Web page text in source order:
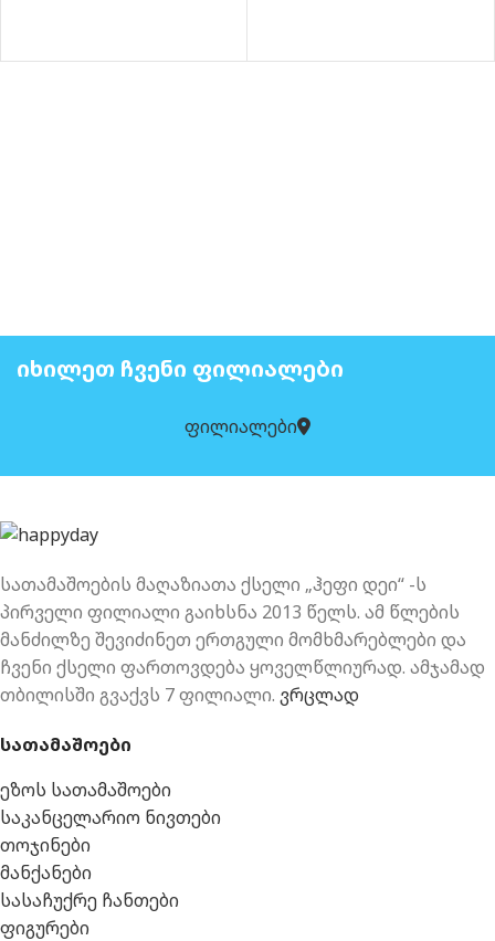
ᲘᲮᲘᲚᲔᲗ ᲩᲕᲔᲜᲘ ᲤᲘᲚᲘᲐᲚᲔᲑᲘ
ფილიალები
სათამაშოების მაღაზიათა ქსელი „ჰეფი დეი“ -ს
პირველი ფილიალი გაიხსნა 2013 წელს. ამ წლების
მანძილზე შევიძინეთ ერთგული მომხმარებლები და
ჩვენი ქსელი ფართოვდება ყოველწლიურად. ამჯამად
თბილისში გვაქვს 7 ფილიალი. ვრცლად
სათამაშოები
ეზოს სათამაშოები
საკანცელარიო ნივთები
თოჯინები
მანქანები
სასაჩუქრე ჩანთები
ფიგურები